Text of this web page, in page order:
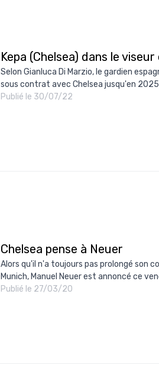
Kepa (Chelsea) dans le viseur
Selon Gianluca Di Marzio, le gardien
sous contrat avec Chelsea jusqu'en
Publié le 30/07/22
Chelsea pense à Neuer
Alors qu'il n'a toujours pas prolongé son
Munich, Manuel Neuer est annoncé ce
Publié le 27/03/20